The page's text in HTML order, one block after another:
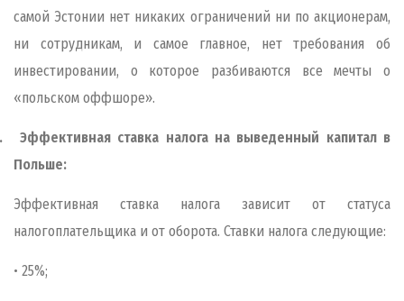
самой Эстонии нет никаких ограничений ни по акционерам,
ни сотрудникам, и самое главное, нет требования об
инвестировании, о которое разбиваются все мечты о
«польском оффшоре».
Эффективная ставка налога на выведенный капитал в
Польше:
Эффективная ставка налога зависит от статуса
налогоплательщика и от оборота. Ставки налога следующие:
• 25%;